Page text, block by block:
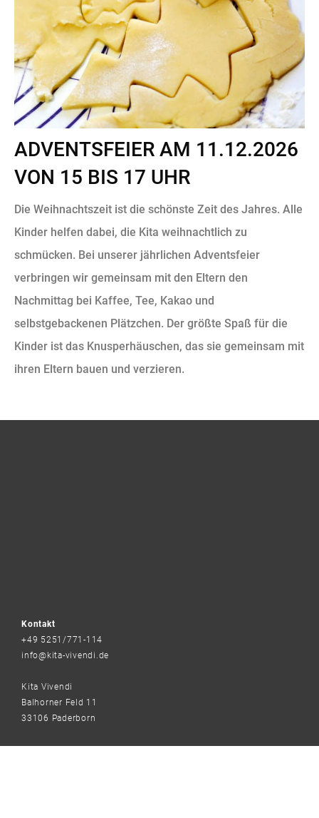
ADVENTSFEIER AM 11.12.2026
VON 15 BIS 17 UHR
Die Weihnachtszeit ist die schönste Zeit des Jahres. Alle
Kinder helfen dabei, die Kita weihnachtlich zu
schmücken. Bei unserer jährlichen Adventsfeier
verbringen wir gemeinsam mit den Eltern den
Nachmittag bei Kaffee, Tee, Kakao und
selbstgebackenen Plätzchen. Der größte Spaß für die
Kinder ist das Knusperhäuschen, das sie gemeinsam mit
ihren Eltern bauen und verzieren.
Kontakt
+49 5251/771-114
info@kita-vivendi.de
Kita Vivendi
Balhorner Feld 11
33106 Paderborn